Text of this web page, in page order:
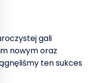
gali
nowym oraz
ten sukces